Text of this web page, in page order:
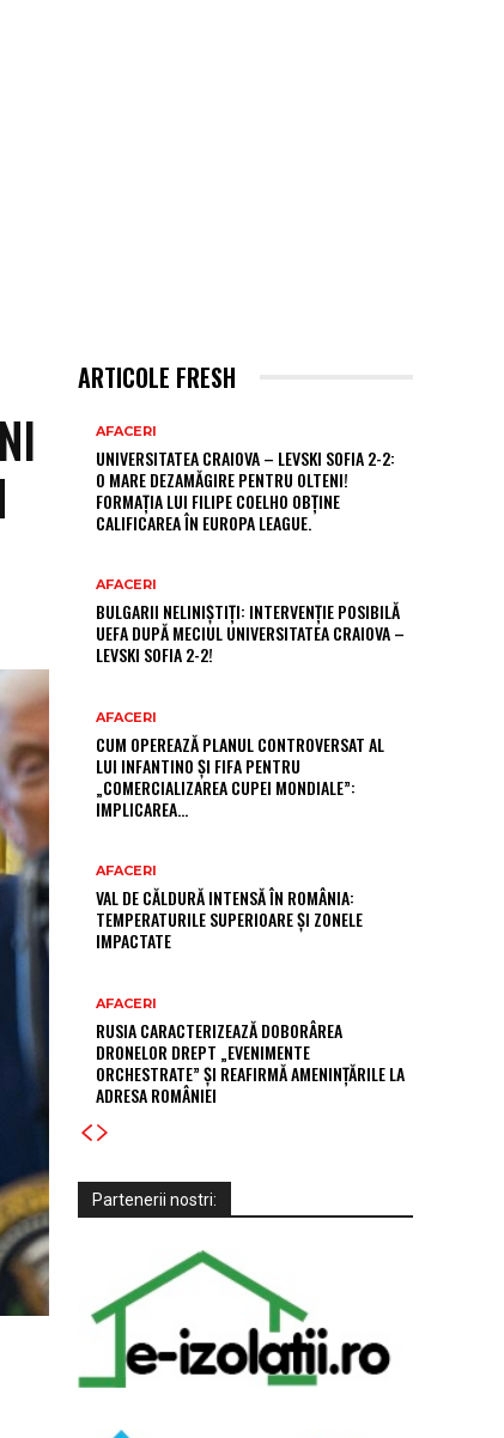
ARTICOLE FRESH
AFACERI
UNIVERSITATEA CRAIOVA – LEVSKI SOFIA 2-2:
O MARE DEZAMĂGIRE PENTRU OLTENI!
FORMAȚIA LUI FILIPE COELHO OBȚINE
CALIFICAREA ÎN EUROPA LEAGUE.
AFACERI
BULGARII NELINIȘTIȚI: INTERVENȚIE POSIBILĂ
UEFA DUPĂ MECIUL UNIVERSITATEA CRAIOVA –
LEVSKI SOFIA 2-2!
AFACERI
CUM OPEREAZĂ PLANUL CONTROVERSAT AL
LUI INFANTINO ȘI FIFA PENTRU
„COMERCIALIZAREA CUPEI MONDIALE”:
IMPLICAREA…
AFACERI
VAL DE CĂLDURĂ INTENSĂ ÎN ROMÂNIA:
TEMPERATURILE SUPERIOARE ȘI ZONELE
IMPACTATE
AFACERI
RUSIA CARACTERIZEAZĂ DOBORÂREA
DRONELOR DREPT „EVENIMENTE
ORCHESTRATE” ȘI REAFIRMĂ AMENINȚĂRILE LA
ADRESA ROMÂNIEI
Partenerii nostri: